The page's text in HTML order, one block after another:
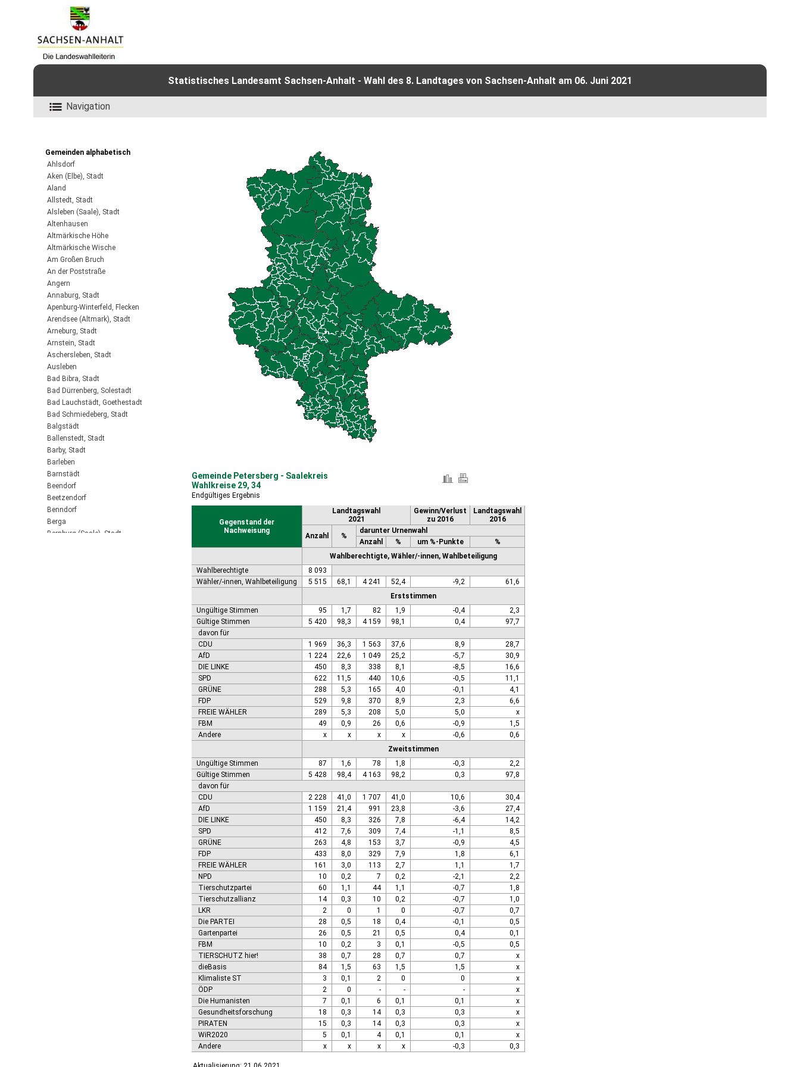
Statistisches Landesamt Sachsen-Anhalt - Wahl des 8. Landtages von Sachsen-Anhalt am 06. Juni 2021
Navigation
Gemeinden alphabetisch
Ahlsdorf
Aken (Elbe), Stadt
Aland
Allstedt, Stadt
Alsleben (Saale), Stadt
Altenhausen
Altmärkische Höhe
Altmärkische Wische
Am Großen Bruch
An der Poststraße
Angern
Annaburg, Stadt
Apenburg-Winterfeld, Flecken
Arendsee (Altmark), Stadt
Arneburg, Stadt
Arnstein, Stadt
Aschersleben, Stadt
Ausleben
Bad Bibra, Stadt
Bad Dürrenberg, Solestadt
Bad Lauchstädt, Goethestadt
Bad Schmiedeberg, Stadt
Balgstädt
Ballenstedt, Stadt
Barby, Stadt
Barleben
Barnstädt
Beendorf
Beetzendorf
Benndorf
Berga
Bernburg (Saale), Stadt
Gemeinde Petersberg - Saalekreis
Wahlkreise 29, 34
Endgültiges Ergebnis
Gegenstand der
Nachweisung
Landtagswahl
2021
Gewinn/Verlust
zu 2016
Landtagswahl
2016
Anzahl
%
darunter Urnenwahl
Anzahl
% um %-Punkte
%
Wahlberechtigte, Wähler/-innen, Wahlbeteiligung
Wahlberechtigte
8 093
Wähler/-innen, Wahlbeteiligung
5 515 68,1 4 241 52,4 -9,2
61,6
Erststimmen
Ungültige Stimmen
95 1,7 82 1,9 -0,4
2,3
Gültige Stimmen
5 420 98,3 4 159 98,1 0,4
97,7
davon für
CDU
1 969 36,3 1 563 37,6 8,9
28,7
AfD
1 224 22,6 1 049 25,2 -5,7
30,9
DIE LINKE
450 8,3 338 8,1 -8,5
16,6
SPD
622 11,5 440 10,6 -0,5
11,1
GRÜNE
288 5,3 165 4,0 -0,1
4,1
FDP
529 9,8 370 8,9 2,3
6,6
FREIE WÄHLER
289 5,3 208 5,0 5,0
x
FBM
49 0,9 26 0,6 -0,9
1,5
Andere
x x x x -0,6
0,6
Zweitstimmen
Ungültige Stimmen
87 1,6 78 1,8 -0,3
2,2
Gültige Stimmen
5 428 98,4 4 163 98,2 0,3
97,8
davon für
CDU
2 228 41,0 1 707 41,0 10,6
30,4
AfD
1 159 21,4 991 23,8 -3,6
27,4
DIE LINKE
450 8,3 326 7,8 -6,4
14,2
SPD
412 7,6 309 7,4 -1,1
8,5
GRÜNE
263 4,8 153 3,7 -0,9
4,5
FDP
433 8,0 329 7,9 1,8
6,1
FREIE WÄHLER
161 3,0 113 2,7 1,1
1,7
NPD
10 0,2 7 0,2 -2,1
2,2
Tierschutzpartei
60 1,1 44 1,1 -0,7
1,8
Tierschutzallianz
14 0,3 10 0,2 -0,7
1,0
LKR
2 0 1 0 -0,7
0,7
Die PARTEI
28 0,5 18 0,4 -0,1
0,5
Gartenpartei
26 0,5 21 0,5 0,4
0,1
FBM
10 0,2 3 0,1 -0,5
0,5
TIERSCHUTZ hier!
38 0,7 28 0,7 0,7
x
dieBasis
84 1,5 63 1,5 1,5
x
Klimaliste ST
3 0,1 2 0 0
x
ÖDP
2 0 - - -
x
Die Humanisten
7 0,1 6 0,1 0,1
x
Gesundheitsforschung
18 0,3 14 0,3 0,3
x
PIRATEN
15 0,3 14 0,3 0,3
x
WiR2020
5 0,1 4 0,1 0,1
x
Andere
x x x x -0,3 0,3